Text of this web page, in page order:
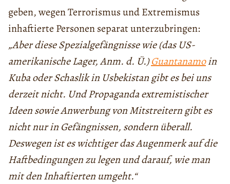
geben, wegen Terrorismus und Extremismus
inhaftierte Personen separat unterzubringen:
„Aber diese Spezialgefängnisse wie (das US-
amerikanische Lager, Anm. d. Ü.)Guantanamoin
Kuba oder Schaslik in Usbekistan gibt es bei uns
derzeit nicht. Und Propaganda extremistischer
Ideen sowie Anwerbung von Mitstreitern gibt es
nicht nur in Gefängnissen, sondern überall.
Deswegen ist es wichtiger das Augenmerk auf die
Haftbedingungen zu legen und darauf, wie man
mit den Inhaftierten umgeht.“